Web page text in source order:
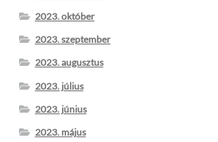
2023. október
2023. szeptember
2023. augusztus
2023. július
2023. június
2023. május